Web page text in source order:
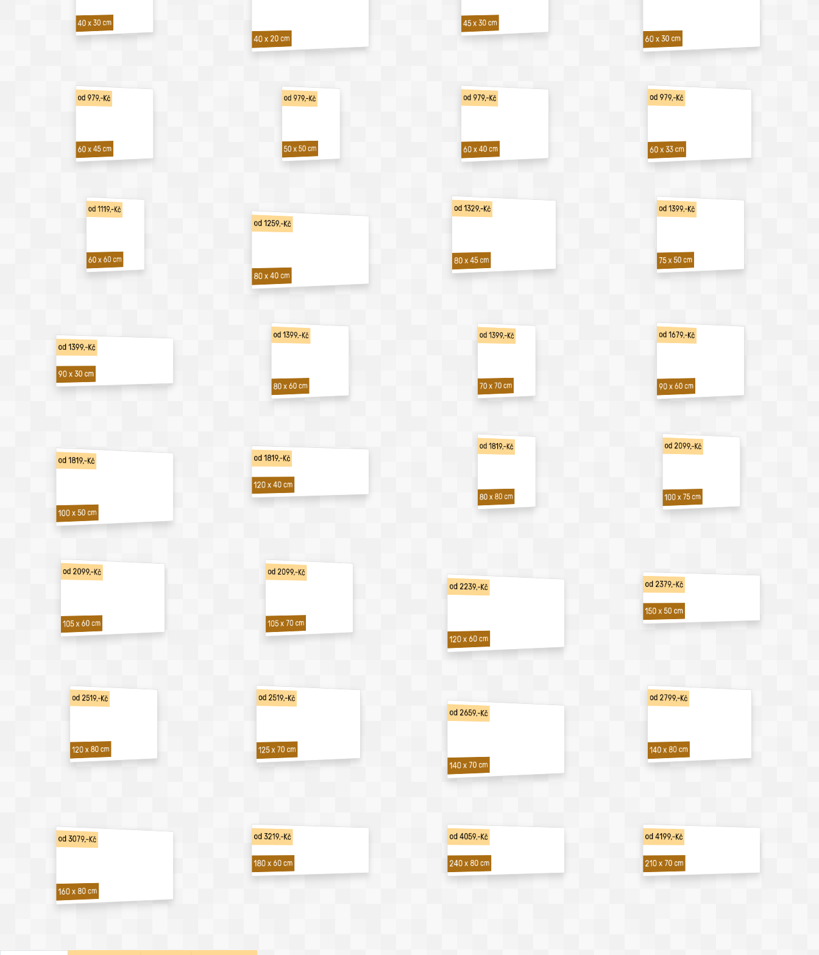
40 x 30 cm
40 x 20 cm
45 x 30 cm
60 x 30 cm
od 979,-Kč
60 x 45 cm
od 979,-Kč
50 x 50 cm
od 979,-Kč
60 x 40 cm
od 979,-Kč
60 x 33 cm
od 1119,-Kč
60 x 60 cm
od 1259,-Kč
80 x 40 cm
od 1329,-Kč
80 x 45 cm
od 1399,-Kč
75 x 50 cm
od 1399,-Kč
90 x 30 cm
od 1399,-Kč
80 x 60 cm
od 1399,-Kč
70 x 70 cm
od 1679,-Kč
90 x 60 cm
od 1819,-Kč
100 x 50 cm
od 1819,-Kč
120 x 40 cm
od 1819,-Kč
80 x 80 cm
od 2099,-Kč
100 x 75 cm
od 2099,-Kč
105 x 60 cm
od 2099,-Kč
105 x 70 cm
od 2239,-Kč
120 x 60 cm
od 2379,-Kč
150 x 50 cm
od 2519,-Kč
120 x 80 cm
od 2519,-Kč
125 x 70 cm
od 2659,-Kč
140 x 70 cm
od 2799,-Kč
140 x 80 cm
od 3079,-Kč
160 x 80 cm
od 3219,-Kč
180 x 60 cm
od 4059,-Kč
240 x 80 cm
od 4199,-Kč
210 x 70 cm